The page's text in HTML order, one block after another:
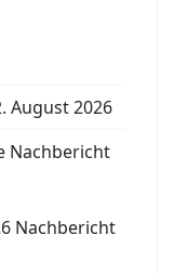
August 2026
Nachbericht
Nachbericht